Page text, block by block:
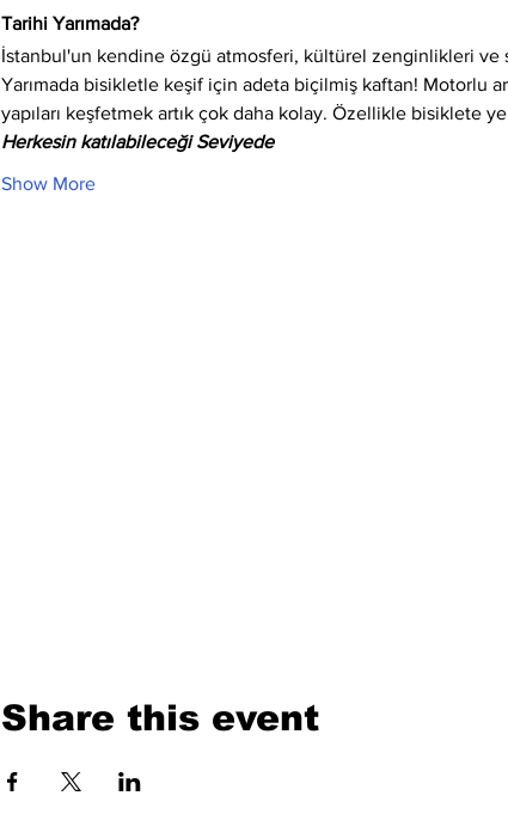
Tarihi Yarımada?
İstanbul'un kendine özgü atmosferi, kültürel zenginlikleri ve
Yarımada bisikletle keşif için adeta biçilmiş kaftan! Motorlu
yapıları keşfetmek artık çok daha kolay. Özellikle bisiklete
Herkesin katılabileceği Seviyede
Show More
Share this event